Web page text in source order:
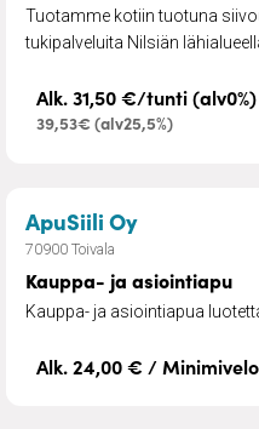
Tuotamme kotiin tuotuna
tukipalveluita Nilsiän
Alk. 31,50 €/tunti (alv0%)
39,53€ (alv25,5%)
ApuSiili Oy– Kauppa-
70900 Toivala
Kauppa- ja asiointiapu
Kauppa- ja asiointiapua
Alk. 24,00 € /